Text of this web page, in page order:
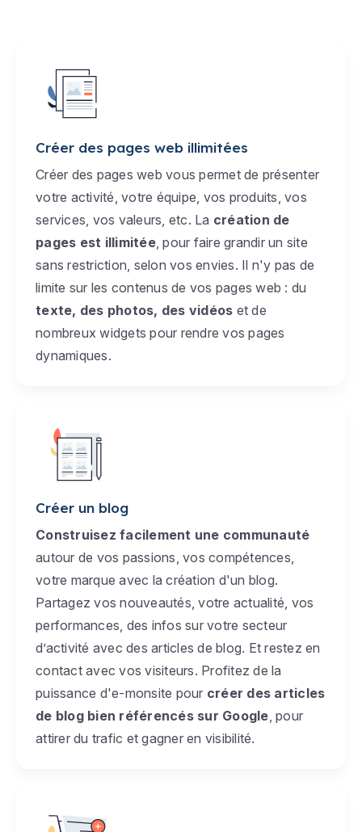
Créer des pages web illimitées
Créer des pages web vous permet de présenter
votre activité, votre équipe, vos produits, vos
services, vos valeurs, etc. La création de
pages est illimitée, pour faire grandir un site
sans restriction, selon vos envies. Il n'y pas de
limite sur les contenus de vos pages web : du
texte, des photos, des vidéos et de
nombreux widgets pour rendre vos pages
dynamiques.
Créer un blog
Construisez facilement une communauté
autour de vos passions, vos compétences,
votre marque avec la création d'un blog.
Partagez vos nouveautés, votre actualité, vos
performances, des infos sur votre secteur
d’activité avec des articles de blog. Et restez en
contact avec vos visiteurs. Profitez de la
puissance d'e-monsite pour créer des articles
de blog bien référencés sur Google , pour
attirer du trafic et gagner en visibilité.